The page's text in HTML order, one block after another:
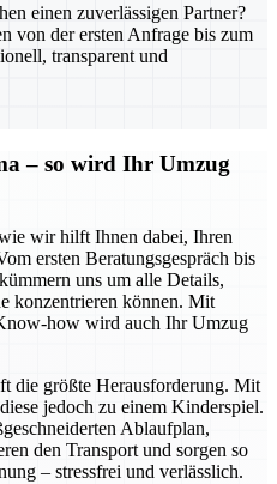
einen zuverlässigen Partner?
von der ersten Anfrage bis zum
transparent und
– so wird Ihr Umzug
wir hilft Ihnen dabei, Ihren
ersten Beratungsgespräch bis
uns um alle Details,
konzentrieren können. Mit
how wird auch Ihr Umzug
die größte Herausforderung. Mit
jedoch zu einem Kinderspiel.
Ablaufplan,
den Transport und sorgen so
– stressfrei und verlässlich.